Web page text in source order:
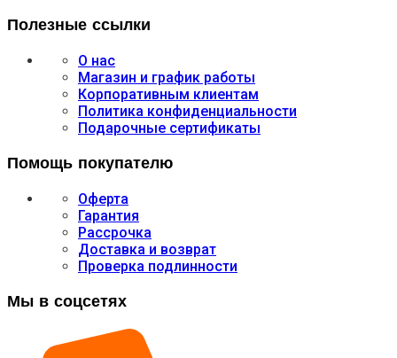
Полезные ссылки
О нас
Магазин и график работы
Корпоративным клиентам
Политика конфиденциальности
Подарочные сертификаты
Помощь покупателю
Оферта
Гарантия
Рассрочка
Доставка и возврат
Проверка подлинности
Мы в соцсетях